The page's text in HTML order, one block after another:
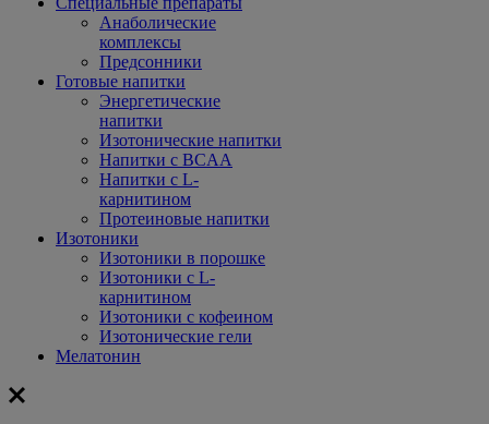
Анаболические
комплексы
Предсонники
Готовые напитки
Энергетические
напитки
Изотонические напитки
Напитки с BCAA
Напитки с L-
карнитином
Протеиновые напитки
Изотоники
Изотоники в порошке
Изотоники с L-
карнитином
Изотоники с кофеином
Изотонические гели
Мелатонин